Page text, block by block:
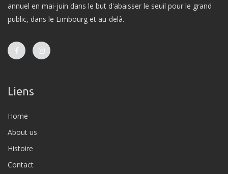
annuel en mai-juin dans le but d'abaisser le seuil pour le grand
public, dans le Limbourg et au-delà.
Liens
Home
About us
Histoire
Contact